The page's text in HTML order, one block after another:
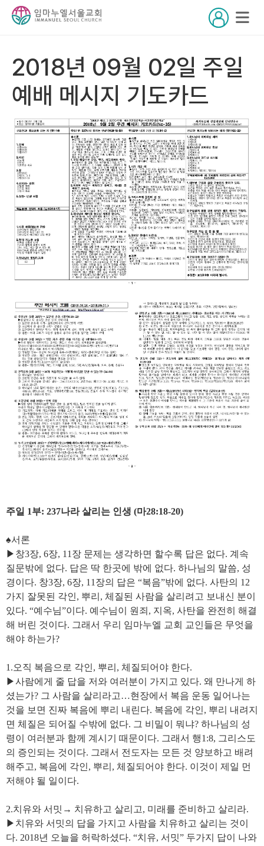
2018년 09월 02일 주일
예배 메시지 기도카드
주일 1부: 237나라 살리는 인생 (마28:18-20)
♠서론
▶창3장, 6장, 11장 문제는 생각하면 할수록 답은 없다. 계속
질문밖에 없다. 답은 딱 한곳에 밖에 없다. 하나님의 말씀, 성
경이다. 창3장, 6장, 11장의 답은 “복음”밖에 없다. 사탄의 12
가지 잘못된 각인, 뿌리, 체질된 사람을 살리려고 보내신 분이
있다. “예수님”이다. 예수님이 원죄, 지옥, 사탄을 완전히 해결
해 버린 것이다. 그래서 우리 임마누엘 교회 교인들은 무엇을
해야 하는가?
1.오직 복음으로 각인, 뿌리, 체질되어야 한다.
▶사람에게 줄 답을 저와 여러분이 가지고 있다. 왜 만나게 하
셨는가? 그 사람을 살리라고…현장에서 복음 운동 일어나는
것을 보면 진짜 복음에 뿌리 내린다. 복음에 각인, 뿌리 내려지
면 체질은 되어질 수밖에 없다. 그 비밀이 뭐냐? 하나님의 성
령이 여러분과 함께 계시기 때문이다. 그래서 행1:8, 그리스도
의 증인되는 것이다. 그래서 전도자는 모든 것 양보하고 배려
해주고, 복음에 각인, 뿌리, 체질되어야 한다. 이것이 제일 먼
저해야 될 일이다.
2.치유와 서밋→ 치유하고 살리고, 미래를 준비하고 살리라.
▶치유와 서밋의 답을 가지고 사람을 치유하고 살리는 것이
다. 2018년 오늘을 허락하셨다. “치유, 서밋” 두가지 답이 나와